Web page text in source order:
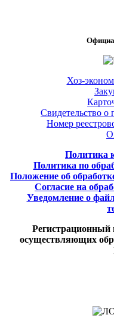
Хоз-
Свидетельство о
Номер
Политика
Политика по
Положение об
Согласие на
Уведомление о
Регистрационный
осуществляющих